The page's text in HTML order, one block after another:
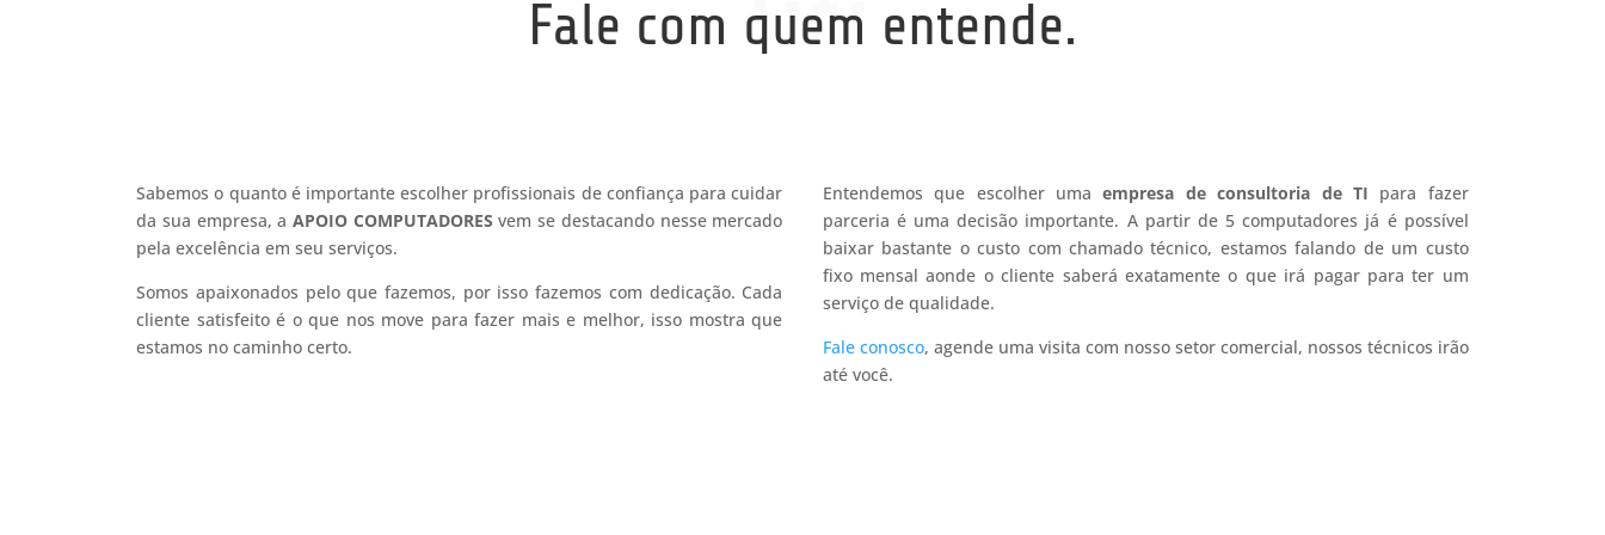
Fale com quem entende.
Sabemos o quanto é importante escolher profissionais de confiança para cuidar
da sua empresa, aAPOIO COMPUTADORES vem se destacando nesse mercado
pela excelência em seu serviços.
Somos apaixonados pelo que fazemos, por isso fazemos com dedicação. Cada
cliente satisfeito é o que nos move para fazer mais e melhor, isso mostra que
estamos no caminho certo.
Entendemos que escolher umaempresa de consultoria de TI para fazer
parceria é uma decisão importante. A partir de 5 computadores já é possível
baixar bastante o custo com chamado técnico, estamos falando de um custo
fixo mensal aonde o cliente saberá exatamente o que irá pagar para ter um
serviço de qualidade.
Fale conosco, agende uma visita com nosso setor comercial, nossos técnicos irão
até você.